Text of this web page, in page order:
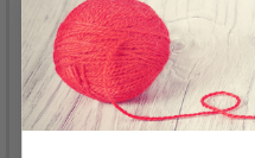
GO HANDMADE
HAPPY CHUNKY
DOUBLE
49.95 SEK